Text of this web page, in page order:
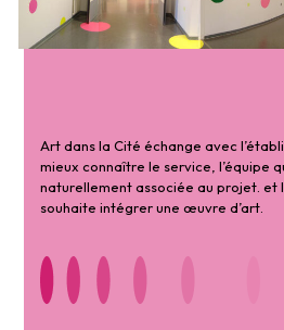
Art dans la Cité échange avec
mieux connaître le service, l’équipe
naturellement associée au projet. et
souhaite intégrer une œuvre d’art.